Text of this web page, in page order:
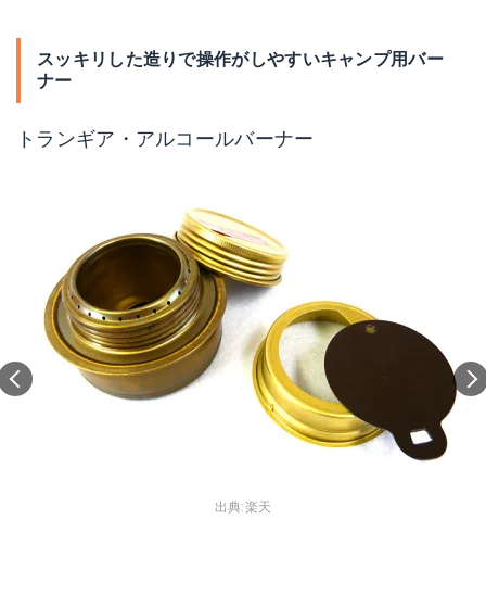
スッキリした造りで操作がしやすいキャンプ用バー
ナー
トランギア・アルコールバーナー
出典:楽天